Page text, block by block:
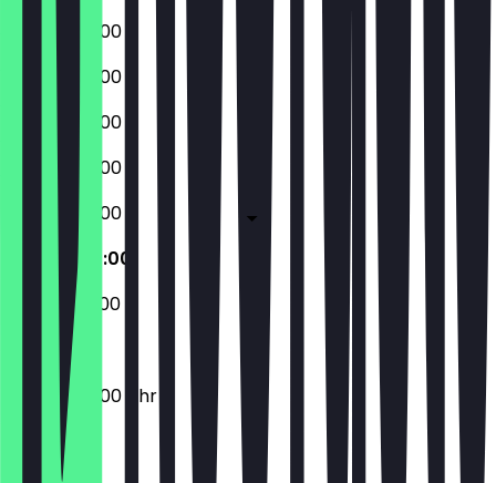
08:00 - 20:00
08:00 - 20:00
08:00 - 20:00
08:00 - 20:00
08:00 - 20:00
08:00 - 20:00
09:00 - 20:00
08:00 - 20:00 Uhr